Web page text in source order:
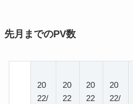
先月までのPV数
20
22/
20
22
20
22
20
22/